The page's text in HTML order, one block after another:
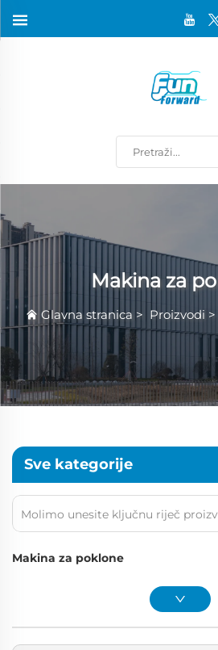
Makina za
Glavna stranica > Proizvodi >
Sve kategorije
Makina za poklone